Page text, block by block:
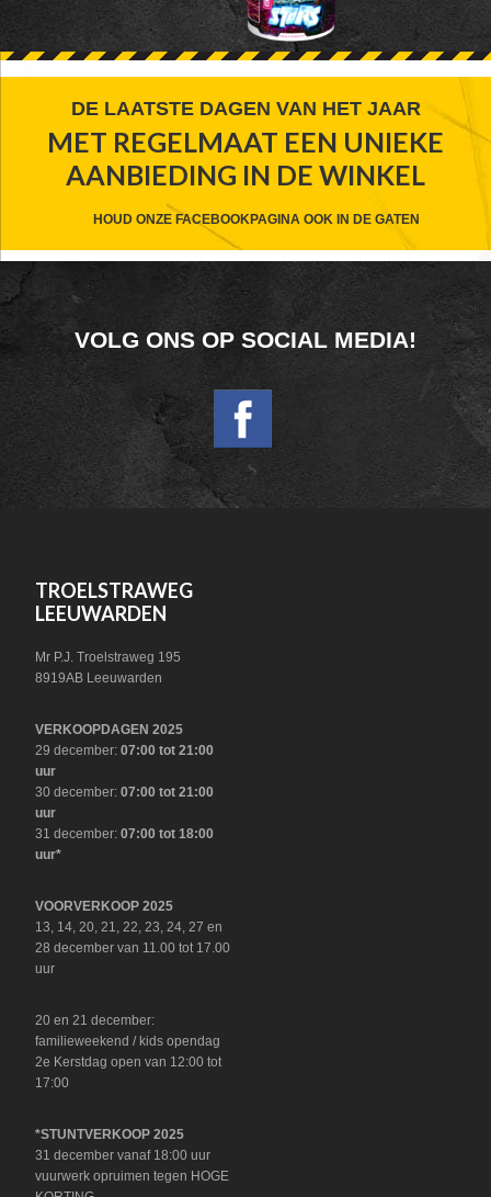
FOOTER
WIDGET
HEADER
DE LAATSTE DAGEN VAN HET JAAR
MET REGELMAAT EEN UNIEKE
AANBIEDING IN DE WINKEL
HOUD ONZE FACEBOOKPAGINA OOK IN DE GATEN
FOOTER
WIDGET
HEADER
SOCIAL
VOLG ONS OP SOCIAL MEDIA!
TROELSTRAWEG
LEEUWARDEN
Mr P.J. Troelstraweg 195
8919AB Leeuwarden
VERKOOPDAGEN 2025
29 december:07:00 tot 21:00
uur
30 december:07:00 tot 21:00
uur
31 december:07:00 tot 18:00
uur*
VOORVERKOOP 2025
13, 14, 20, 21, 22, 23, 24, 27 en
28 december van 11.00 tot 17.00
uur
20 en 21 december:
familieweekend / kids opendag
2e Kerstdag open van 12:00 tot
17:00
*STUNTVERKOOP 2025
31 december vanaf 18:00 uur
vuurwerk opruimen tegen HOGE